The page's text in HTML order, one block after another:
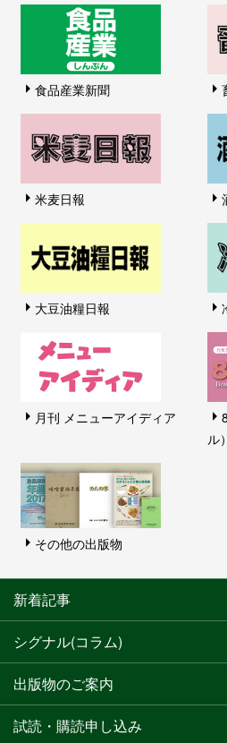
食品産業新聞
米麦日報
大豆油糧日報
月刊 メニューアイディア
ル）
その他の出版物
新着記事
シグナル(コラム)
出版物のご案内
試読・購読申し込み